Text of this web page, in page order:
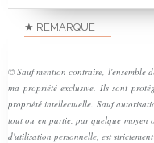
★ REMARQUE
© Sauf mention contraire, l'ensemble
ma propriété exclusive. Ils sont
propriété intellectuelle. Sauf
tout ou en partie, par quelque moyen
d'utilisation personnelle, est